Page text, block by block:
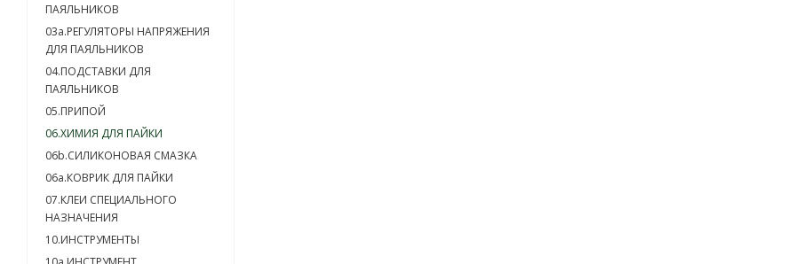
ПАЯЛЬНИКОВ
03a.РЕГУЛЯТОРЫ НАПРЯЖЕНИЯ
ДЛЯ ПАЯЛЬНИКОВ
04.ПОДСТАВКИ ДЛЯ
ПАЯЛЬНИКОВ
05.ПРИПОЙ
06.ХИМИЯ ДЛЯ ПАЙКИ
06b.СИЛИКОНОВАЯ СМАЗКА
06a.КОВРИК ДЛЯ ПАЙКИ
07.КЛЕИ СПЕЦИАЛЬНОГО
НАЗНАЧЕНИЯ
10.ИНСТРУМЕНТЫ